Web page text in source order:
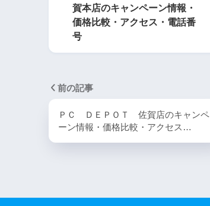
賀本店のキャンペーン情報・
価格比較・アクセス・電話番
号
前の記事
ＰＣ ＤＥＰＯＴ 佐賀店のキャンペ
ーン情報・価格比較・アクセス…